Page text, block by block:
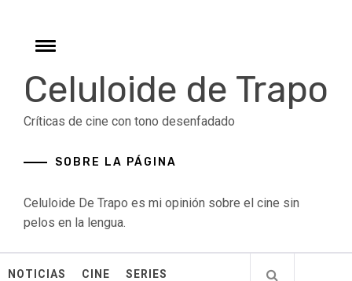
contentToggle
Celuloide de Trapo
Críticas de cine con tono desenfadado
SOBRE LA PÁGINA
Celuloide De Trapo es mi opinión sobre el cine sin
pelos en la lengua.
NOTICIAS CINE SERIES